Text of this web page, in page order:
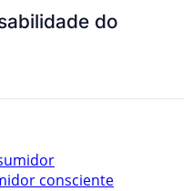
do
consciente